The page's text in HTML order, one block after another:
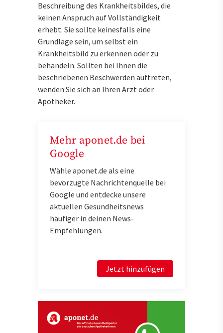
Beschreibung des Krankheitsbildes, die
keinen Anspruch auf Vollständigkeit
erhebt. Sie sollte keinesfalls eine
Grundlage sein, um selbst ein
Krankheitsbild zu erkennen oder zu
behandeln. Sollten bei Ihnen die
beschriebenen Beschwerden auftreten,
wenden Sie sich an Ihren Arzt oder
Apotheker.
Mehr aponet.de bei
Google
Wähle aponet.de als eine
bevorzugte Nachrichtenquelle bei
Google und entdecke unsere
aktuellen Gesundheitsnews
häufiger in deinen News-
Empfehlungen.
Jetzt hinzufügen